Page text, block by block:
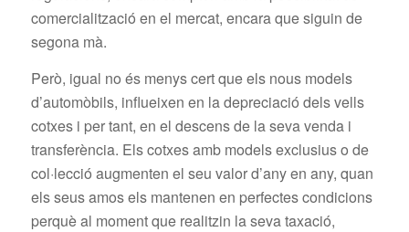
comercialització en el mercat, encara que siguin de
segona mà.
Però, igual no és menys cert que els nous models
d’automòbils, influeixen en la depreciació dels vells
cotxes i per tant, en el descens de la seva venda i
transferència. Els cotxes amb models exclusius o de
col·lecció augmenten el seu valor d’any en any, quan
els seus amos els mantenen en perfectes condicions
perquè al moment que realitzin la seva taxació,